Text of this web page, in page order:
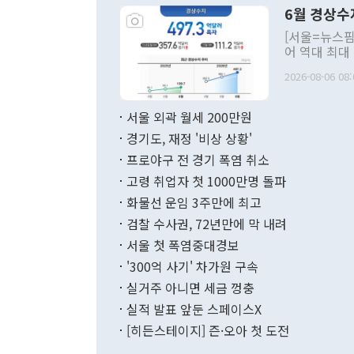
주의적 희망
관의 대북
관 부처 장
관의 무리한
다. [정동영 통일부 장관이 지난달 23일 오후 서울 종로구 정부서울청사에
무너졌다고
함께 4자 대
"우리의 선
6월 경상
[서울=뉴스
어 역대 최
료=한국은행] 한국은행이 6일 발표한 '2026년 6월 국제수지(잠정)'
며 월간 기
196.9% 급
수출은
기록했지만
로 전환됐다.
2026-08-06
서울 외곽 월세 200만원
경기도, 재정 '비상 상황'
프로야구 전 경기 폭염 취소
고령 취업자 첫 1000만명 돌파
화물선 운임 3주만에 최고
검찰 수사권, 72년만에 막 내려
서울 첫 폭염중대경보
'300억 사기' 차가원 구속
실거주 아니면 세금 껑충
실적 발표 앞둔 스페이스X
[히든스테이지] 즌·오아 첫 도전